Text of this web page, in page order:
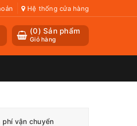
Hệ thống cửa hàng
(0) Sản phẩm
Giỏ hàng
phí vận chuyển